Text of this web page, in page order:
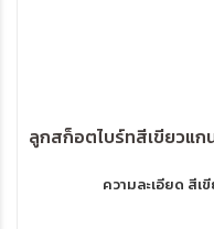
ลูกสก็อตไบร์ทสีเขียวแก
ความละเอียด สีเ